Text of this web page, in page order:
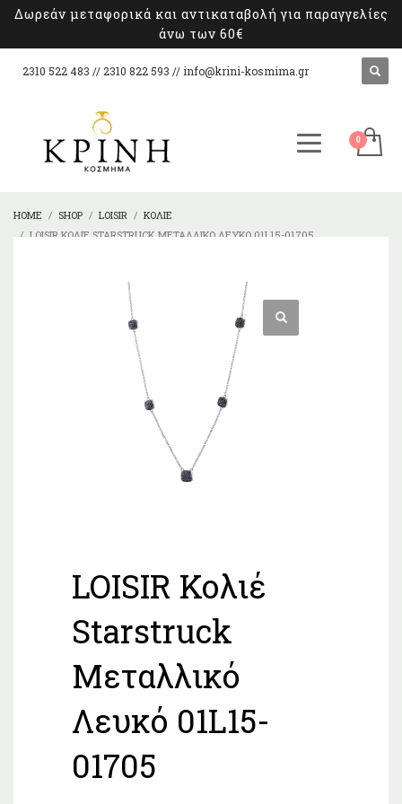
Δωρεάν μεταφορικά και αντικαταβολή για παραγγελίες
άνω των 60€
2310 522 483 // 2310 822 593 // info@krini-kosmima.gr
HOME SHOP LOISIR
ΚΟΛΙΈ
LOISIR ΚΟΛΙΈ STARSTRUCK ΜΕΤΑΛΛΙΚΌ ΛΕΥΚΌ 01L15-01705
LOISIR Κολιέ
Starstruck
Μεταλλικό
Λευκό 01L15-
01705